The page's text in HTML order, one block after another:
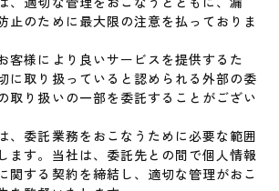
止のために最大限の注意を払っておりま
客様により良いサービスを提供するた
に取り扱っていると認められる外部の委
取り扱いの一部を委託することがござい
、委託業務をおこなうために必要な範囲
ます。当社は、委託先との間で個人情報
関する契約を締結し、適切な管理がおこ